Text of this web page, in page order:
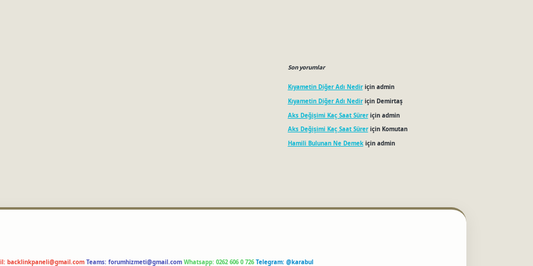
Son yorumlar
Kıyametin Diğer Adı Nediriçin admin
Kıyametin Diğer Adı Nediriçin Demirtaş
Aks Değişimi Kaç Saat Süreriçin admin
Aks Değişimi Kaç Saat Süreriçin Komutan
Hamili Bulunan Ne Demekiçin admin
backlinkpaneli@gmail.com Teams: forumhizmeti@gmail.com Whatsapp: 0262 606 0 726 Telegram: @karabul